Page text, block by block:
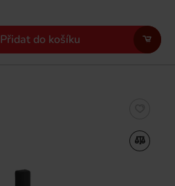
Přidat do košíku